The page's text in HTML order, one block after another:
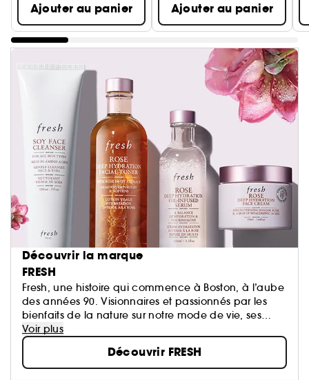
Ajouter au panier Ajouter au panier
Découvrir la marque
FRESH
Fresh, une histoire qui commence à Boston, à l’aube
des années 90. Visionnaires et passionnés par les
bienfaits de la nature sur notre mode de vie, ses
fondateurs ont été pionniers dans l’utilisation
d’ingrédients naturels...
Voir plus
Découvrir FRESH